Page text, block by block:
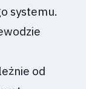
systemu.
od